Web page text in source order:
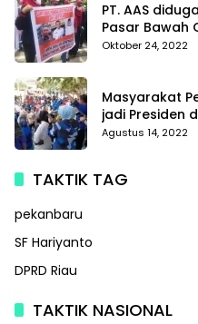
PT. AAS
Pasar Bawah
Pekanbaru
Oktober 24, 2022
Masyarakat
jadi Presiden
Partai
Agustus 14, 2022
TAKTIK TAG
pekanbaru
SF Hariyanto
DPRD Riau
TAKTIK NASIONAL